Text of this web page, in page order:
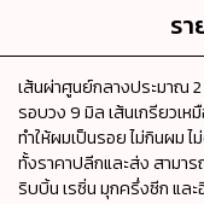
ร
เส้นผ่าศูนย์กลางประมาณ
รอบวง 9 มิล เส้นเกรียวเ
ทำให้ผมเป็นรอย ไม่กินผม
ทั้งราคาปลีกและส่ง สามาร
ริบบิ้น เรซิ่น มุกครึ่งซีก แล